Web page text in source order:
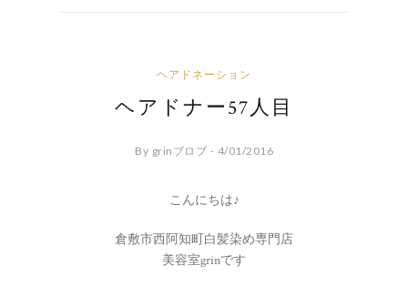
ヘアドネーション
ヘアドナー57人目
By grinブロブ - 4/01/2016
こんにちは♪
倉敷市西阿知町白髪染め専門店
美容室grinです